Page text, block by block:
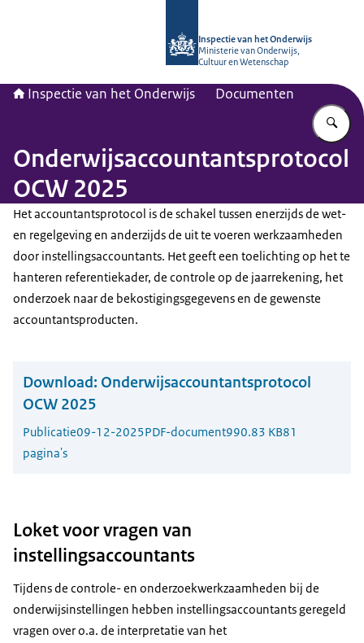
Inspectie van het Onderwijs
Ministerie van Onderwijs,
Cultuur en Wetenschap
Inspectie van het Onderwijs Documenten
Onderwijsaccountantsprotocol
OCW 2025
Het accountantsprotocol is de schakel tussen enerzijds de wet-
en regelgeving en anderzijds de uit te voeren werkzaamheden
door instellingsaccountants. Het geeft een toelichting op het te
hanteren referentiekader, de controle op de jaarrekening, het
onderzoek naar de bekostigingsgegevens en de gewenste
accountantsproducten.
Download: Onderwijsaccountantsprotocol
OCW 2025
Publicatie09-12-2025PDF-document990.83 KB81
pagina's
Loket voor vragen van
instellingsaccountants
Tijdens de controle- en onderzoekwerkzaamheden bij de
onderwijsinstellingen hebben instellingsaccountants geregeld
vragen over o.a. de interpretatie van het